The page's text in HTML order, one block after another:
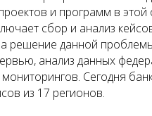
и программ в этой
сбор и анализ
решение данной
анализ данных
Сегодня
из 17 регионов.